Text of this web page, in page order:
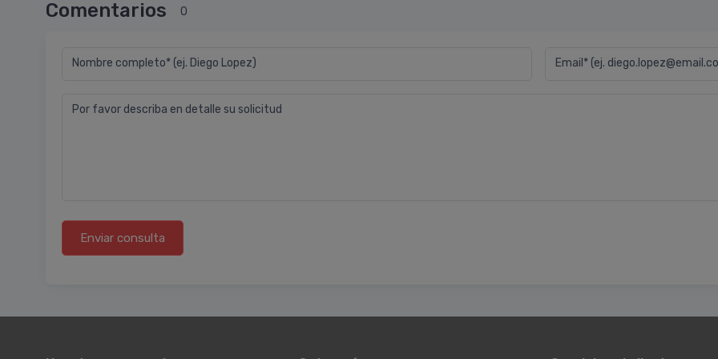
Comentarios 0
Nombre completo* (ej. Diego Lopez) Email* (ej.
Por favor describa en detalle su solicitud
Enviar consulta